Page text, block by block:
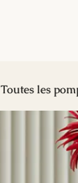
Toutes les